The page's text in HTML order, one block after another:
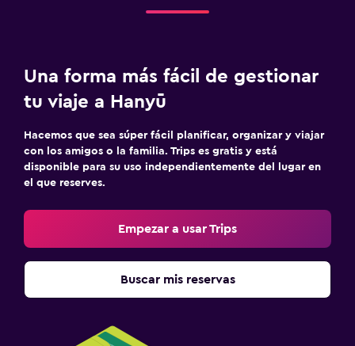
Plancha para pantalones
Enchufe cerca de la cama
Despertador
Piscina y spa
Masajes
Sauna
Zona de trabajo
Una forma más fácil de gestionar
tu viaje a Hanyū
Hacemos que sea súper fácil planificar, organizar y viajar
con los amigos o la familia. Trips es gratis y está
disponible para su uso independientemente del lugar en
el que reserves.
Empezar a usar Trips
Buscar mis reservas